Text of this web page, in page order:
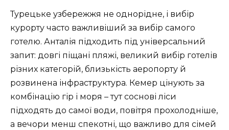
Турецьке узбережжя не однорідне, і вибір
курорту часто важливіший за вибір самого
готелю. Анталія підходить під універсальний
запит: довгі піщані пляжі, великий вибір готелів
різних категорій, близькість аеропорту й
розвинена інфраструктура. Кемер цінують за
комбінацію гір і моря – тут соснові ліси
підходять до самої води, повітря прохолодніше,
а вечори менш спекотні, що важливо для сімей